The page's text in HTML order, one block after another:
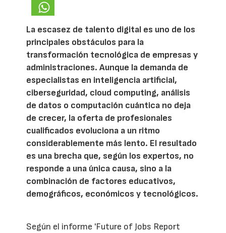
La escasez de talento digital es uno de los
principales obstáculos para la
transformación tecnológica de empresas y
administraciones. Aunque la demanda de
especialistas en inteligencia artificial,
ciberseguridad, cloud computing, análisis
de datos o computación cuántica no deja
de crecer, la oferta de profesionales
cualificados evoluciona a un ritmo
considerablemente más lento. El resultado
es una brecha que, según los expertos, no
responde a una única causa, sino a la
combinación de factores educativos,
demográficos, económicos y tecnológicos.
Según el informe 'Future of Jobs Report